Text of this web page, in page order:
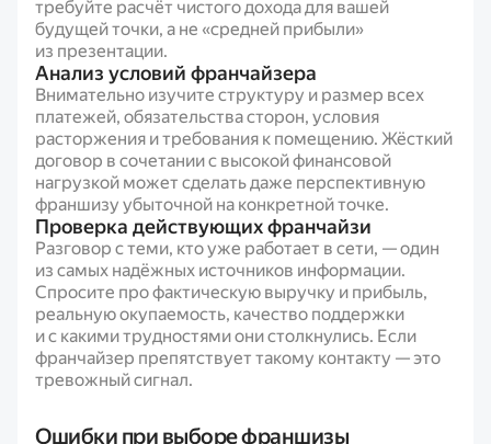
требуйте расчёт чистого дохода для вашей
будущей точки, а не «средней прибыли»
из презентации.
Анализ условий франчайзера
Внимательно изучите структуру и размер всех
платежей, обязательства сторон, условия
расторжения и требования к помещению. Жёсткий
договор в сочетании с высокой финансовой
нагрузкой может сделать даже перспективную
франшизу убыточной на конкретной точке.
Проверка действующих франчайзи
Разговор с теми, кто уже работает в сети, — один
из самых надёжных источников информации.
Спросите про фактическую выручку и прибыль,
реальную окупаемость, качество поддержки
и с какими трудностями они столкнулись. Если
франчайзер препятствует такому контакту — это
тревожный сигнал.
Ошибки при выборе франшизы